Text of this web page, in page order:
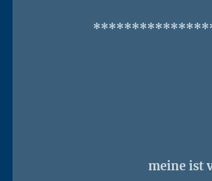
meine ist